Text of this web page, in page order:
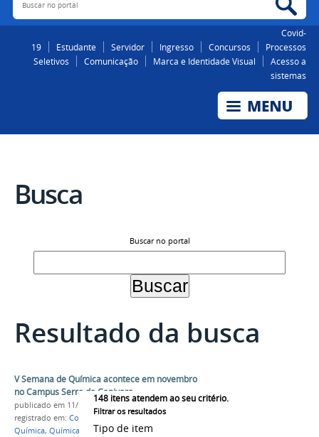
Covid-
19
Estudante Servidor Ingresso Concursos
Processos
Seletivos
Comunicação Marca e Identidade Visual
Acesso a
sistemas
Busca
Buscar no portal
Resultado da busca
148 itens atendem ao seu critério.
Filtrar os resultados
Tipo de item
V Semana de Química acontece em novembro
no Campus Serra da Capivara
publicado em 11/10/2023
registrado em: Colegiado de Licenciatura em
Química, Química Semana de Química